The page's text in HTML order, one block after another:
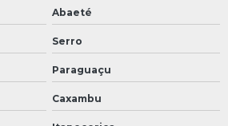
Abaeté
Serro
Paraguaçu
Caxambu